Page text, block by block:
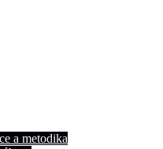
a metodika